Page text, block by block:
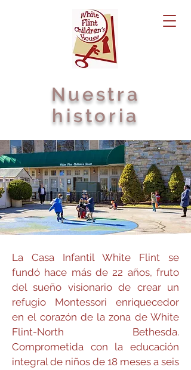
Nuestra
historia
La Casa Infantil White Flint se
fundó hace más de 22 años, fruto
del sueño visionario de crear un
refugio Montessori enriquecedor
en el corazón de la zona de White
Flint-North Bethesda.
Comprometida con la educación
integral de niños de 18 meses a seis